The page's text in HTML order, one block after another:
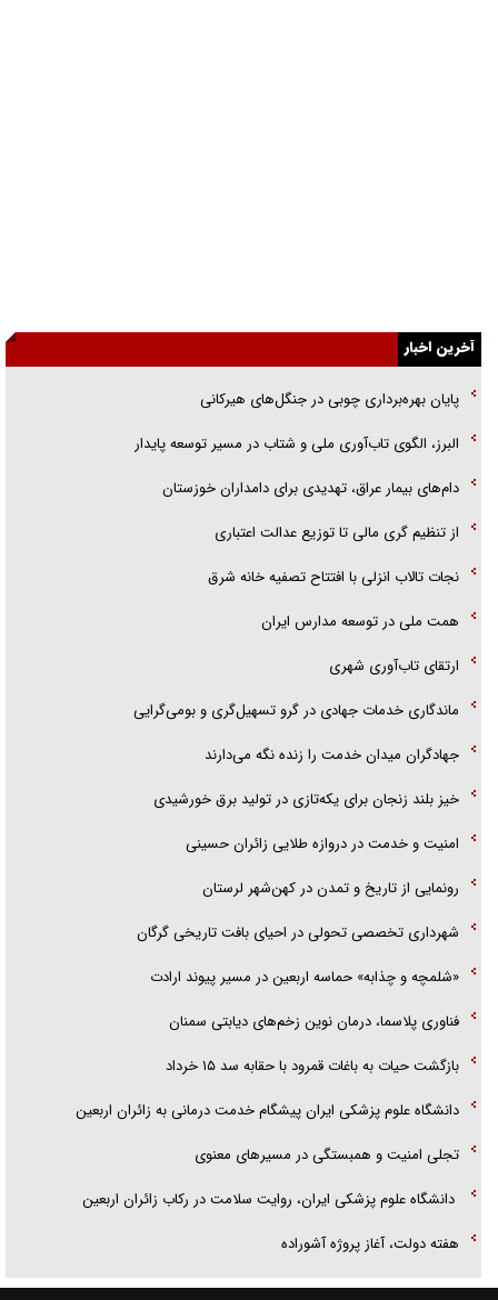
جزئیات شکنجه‌هایم فراتر از آن است که در بیان بگنجد!
گزارش «جوان» از قوانین سخت‌گیرانه ۶ قاره در برابر یورش به پاسگاه‌های
پلیس
تحلیل ابعاد پیام رهبر انقلاب به حزب‌الله/ مقاومت نقشه راه آینده غرب آسیا
آخرین اخبار
پایان بهره‌برداری چوبی در جنگل‌های هیرکانی
البرز، الگوی تاب‌آوری ملی و شتاب در مسیر توسعه پایدار
دام‌های بیمار عراق، تهدیدی برای دامداران خوزستان
از تنظیم گری مالی تا توزیع عدالت اعتباری
نجات تالاب انزلی با افتتاح تصفیه خانه شرق
همت ملی در توسعه مدارس ایران
ارتقای تاب‌آوری شهری
ماندگاری خدمات جهادی در گرو تسهیل‌گری و بومی‌گرایی
جهادگران میدان خدمت را زنده نگه می‌دارند
خیز بلند زنجان برای یکه‌تازی در تولید برق خورشیدی
امنیت و خدمت در دروازه طلایی زائران حسینی
رونمایی از تاریخ و تمدن در کهن‌شهر لرستان
شهرداری تخصصی تحولی در احیای بافت تاریخی گرگان
«شلمچه و چذابه» حماسه اربعین در مسیر پیوند ارادت
فناوری پلاسما، درمان نوین زخم‌های دیابتی سمنان
بازگشت حیات به باغات قمرود با حقابه سد ۱۵ خرداد
دانشگاه علوم پزشکی ایران پیشگام خدمت درمانی به زائران اربعین
تجلی امنیت و همبستگی در مسیر‌های معنوی
دانشگاه علوم پزشکی ایران، روایت سلامت در رکاب زائران اربعین
هفته دولت، آغاز پروژه آشوراده